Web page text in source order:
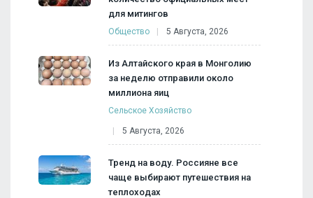
для митингов
Общество 5 Августа, 2026
Из Алтайского края в Монголию
за неделю отправили около
миллиона яиц
Сельское Хозяйство
5 Августа, 2026
Тренд на воду. Россияне все
чаще выбирают путешествия на
теплоходах